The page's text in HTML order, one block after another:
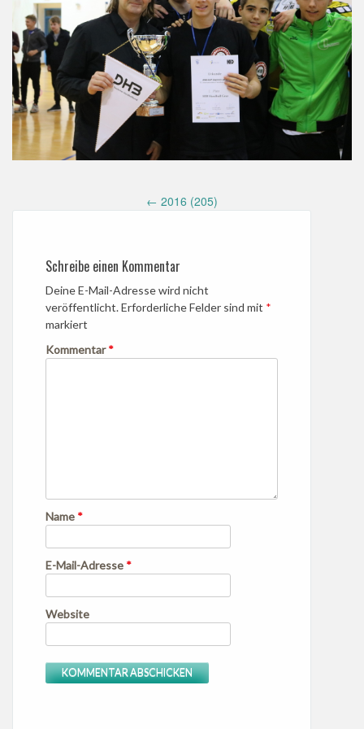
navigation
← 2016 (205)
Schreibe einen Kommentar
Deine E-Mail-Adresse wird nicht
veröffentlicht.Erforderliche Felder sind mit *
markiert
Kommentar*
Name *
E-Mail-Adresse *
Website